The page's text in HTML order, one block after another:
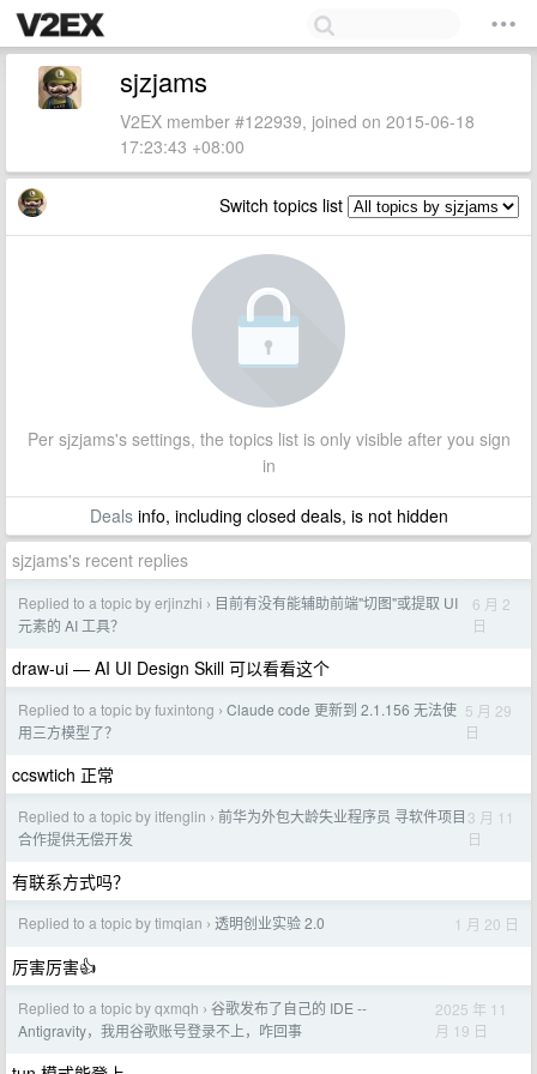
sjzjams
V2EX member #122939, joined on 2015-06-18
17:23:43 +08:00
Switch topics list
Per sjzjams's settings, the topics list is only visible after you sign
in
Dealsinfo, including closed deals, is not hidden
sjzjams's recent replies
Replied to a topic by erjinzhi › 目前有没有能辅助前端"切图"或提取 UI
元素的 AI 工具？
6 月 2
日
draw-ui — AI UI Design Skill 可以看看这个
Replied to a topic by fuxintong › Claude code 更新到 2.1.156 无法使
用三方模型了？
5 月 29
日
ccswtich 正常
Replied to a topic by itfenglin › 前华为外包大龄失业程序员 寻软件项目
合作提供无偿开发
3 月 11
日
有联系方式吗？
Replied to a topic by timqian › 透明创业实验 2.0 1 月 20 日
厉害厉害👍
Replied to a topic by qxmqh › 谷歌发布了自己的 IDE --
Antigravity，我用谷歌账号登录不上，咋回事
2025 年 11
月 19 日